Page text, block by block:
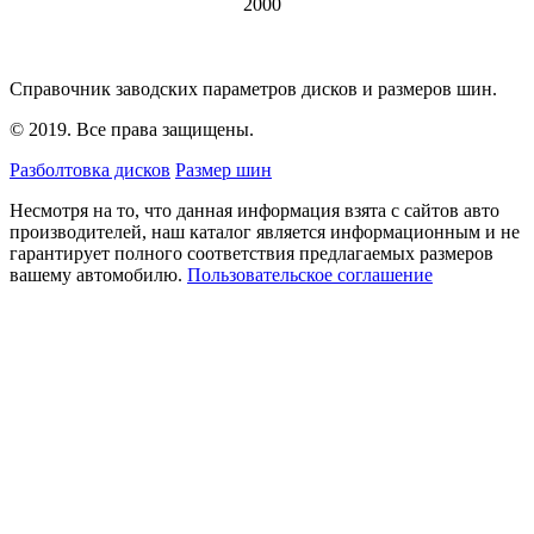
Справочник заводских параметров дисков и размеров шин.
© 2019. Все права защищены.
Разболтовка дисков Размер шин
Несмотря на то, что данная информация взята с сайтов авто
производителей, наш каталог является информационным и не
гарантирует полного соответствия предлагаемых размеров
вашему автомобилю. Пользовательское соглашение